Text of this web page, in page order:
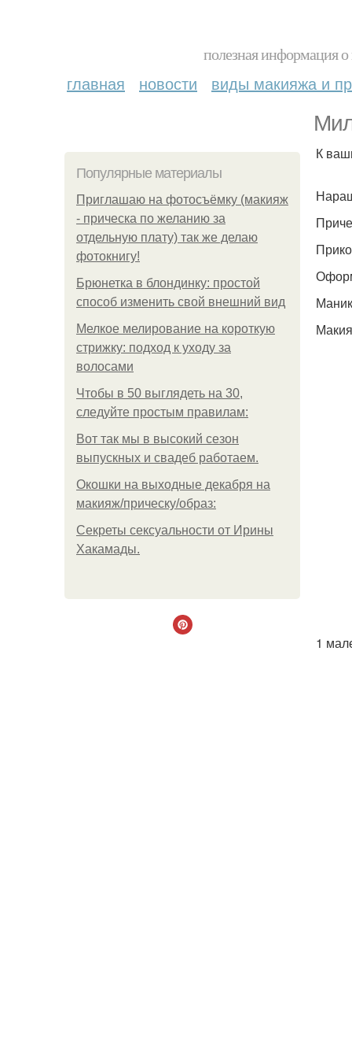
полезная информация
главная новости виды макияжа и
Популярные материалы
Приглашаю на фотосъёмку (макияж
- прическа по желанию за
отдельную плату) так же делаю
фотокнигу!
Брюнетка в блондинку: простой
способ изменить свой внешний вид
Мелкое мелирование на короткую
стрижку: подход к уходу за
волосами
Чтобы в 50 выглядеть на 30,
следуйте простым правилам:
Вот так мы в высокий сезон
выпускных и свадеб работаем.
Окошки на выходные декабря на
макияж/прическу/образ:
Секреты сексуальности от Ирины
Хакамады.
К
1